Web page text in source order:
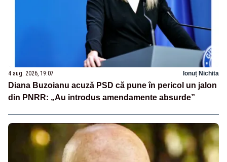
4 aug. 2026, 19:07 Ionuț Nichita
Diana Buzoianu acuză PSD că pune în pericol un jalon
din PNRR: „Au introdus amendamente absurde”